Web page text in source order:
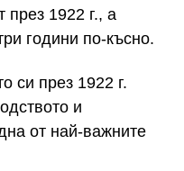
през 1922 г., а
години по-късно.
си през 1922 г.
и
от най-важните